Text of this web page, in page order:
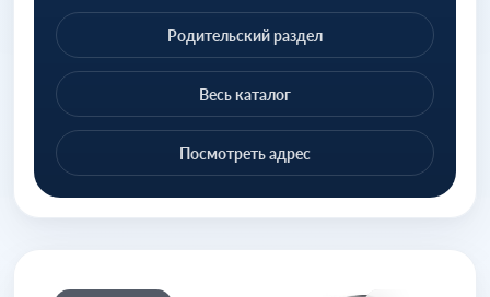
Родительский раздел
Весь каталог
Посмотреть адрес